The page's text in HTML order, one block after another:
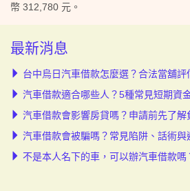
幣 312,780 元。
最新消息
台中烏日汽車借款怎麼選？合法當舖評
汽車借款適合哪些人？5種常見短期資
汽車借款會影響房貸嗎？申請前先了解
汽車借款會被騙嗎？常見陷阱、話術與
不是本人名下的車，可以辦汽車借款嗎